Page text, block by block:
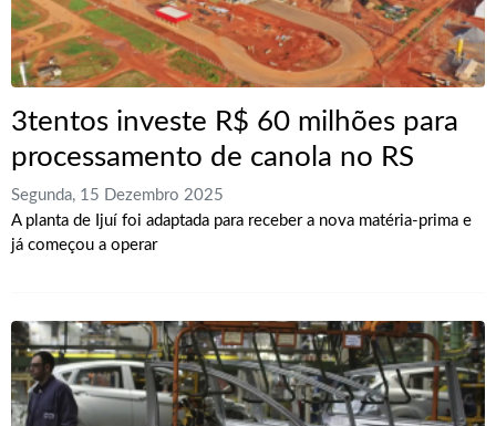
3tentos investe R$ 60 milhões para
processamento de canola no RS
Segunda, 15 Dezembro 2025
A planta de Ijuí foi adaptada para receber a nova matéria-prima e
já começou a operar